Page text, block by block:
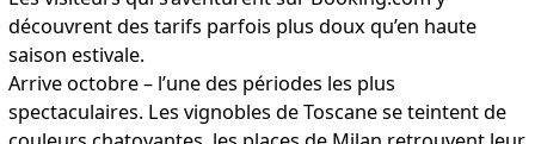
découvrent des tarifs parfois plus doux qu’en haute
saison estivale.
Arrive octobre – l’une des périodes les plus
spectaculaires. Les vignobles de Toscane se teintent de